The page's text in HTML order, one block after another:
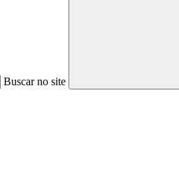
Buscar no site